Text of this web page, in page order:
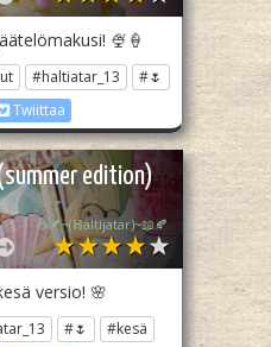
🍨🍦
#haltiatar_13
#🌷
Twiittaa
edition)
☕🪶~(ℍaltijatar)~📖🍂
versio! 🌸
#🌷
#kesä